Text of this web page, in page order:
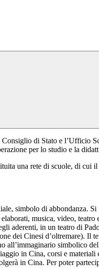
di Stato e l’Ufficio
per lo studio e la
una rete di scuole, di
simbolo di
musica, video,
aderenti, in un teatro di
dei Cinesi d’oltremare). Il
all’immaginario simbolico
in Cina, corsi e materiali
in Cina. Per poter